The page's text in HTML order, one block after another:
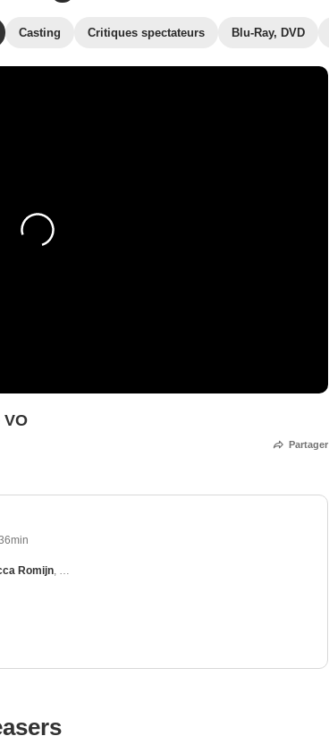
Casting Critiques spectateurs Blu-Ray, DVD
VO
Partager
Romijn, Gina Gershon